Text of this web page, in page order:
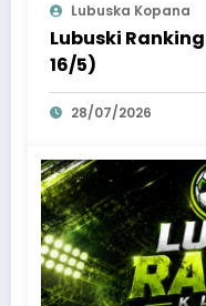
Lubuska Kopana
Lubuski
16/5)
28/07/2026